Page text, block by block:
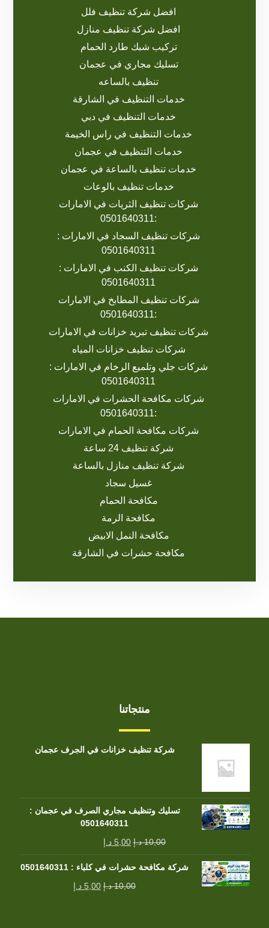
افضل شركة تنظيف فلل
افضل شركة تنظيف منازل
تركيب شبك طارد الحمام
تسليك مجاري في عجمان
تنظيف بالساعه
خدمات التنظيف في الشارقة
خدمات التنظيف في دبي
خدمات التنظيف في راس الخيمة
خدمات التنظيف في عجمان
خدمات تنظيف بالساعة في عجمان
خدمات تنظيف بالوعات
شركات تنظيف الثريات في الامارات
:0501640311
شركات تنظيف السجاد في الامارات :
0501640311
شركات تنظيف الكنب في الامارات :
0501640311
شركات تنظيف المطابخ في الامارات
:0501640311
شركات تنظيف تبريد خزانات في الامارات
شركات تنظيف خزانات المياه
شركات جلي وتلميع الرخام في الامارات :
0501640311
شركات مكافحة الحشرات في الامارات
:0501640311
شركات مكافحة الحمام في الامارات
شركة تنظيف 24 ساعة
شركة تنظيف منازل بالساعة
غسيل سجاد
مكافحة الحمام
مكافحة الرمة
مكافحة النمل الابيض
مكافحة حشرات في الشارقة
منتجاتنا
شركة تنظيف خزانات في الجرف عجمان
تسليك وتنظيف مجاري الصرف في عجمان :
0501640311
10,00 د.إ 5,00 د.إ
شركة مكافحة حشرات في كلباء : 0501640311
10,00 د.إ 5,00 د.إ